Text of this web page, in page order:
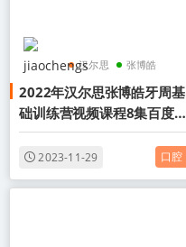
汉尔思 张博皓
牙周基础训练营
2022年汉尔思张博皓牙周基
础训练营视频课程8集百度网
盘下载学习
2023-11-29 口腔